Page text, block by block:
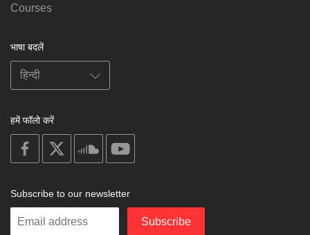
Courses
भाषा बदलें
हमें फॉलो करें
on
facebook
soundcloud
Subscribe to our newsletter
Enter
Subscribe